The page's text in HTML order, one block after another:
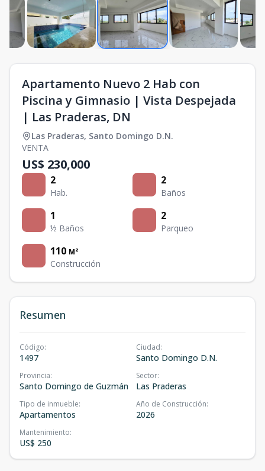
Apartamento Nuevo 2 Hab con
Piscina y Gimnasio | Vista Despejada
| Las Praderas, DN
Las Praderas, Santo Domingo D.N.
VENTA
US$ 230,000
2
Hab.
2
Baños
1
½ Baños
2
Parqueo
110 M²
Construcción
Resumen
Código:
1497
Ciudad:
Santo Domingo D.N.
Provincia:
Santo Domingo de Guzmán
Sector:
Las Praderas
Tipo de inmueble:
Apartamentos
Año de Construcción:
2026
Mantenimiento:
US$ 250